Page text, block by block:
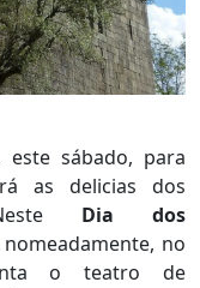
este sábado, para
as delicias dos
Dia dos
no
o teatro de